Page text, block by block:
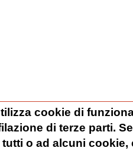
cookie di
di terze parti.
o ad alcuni